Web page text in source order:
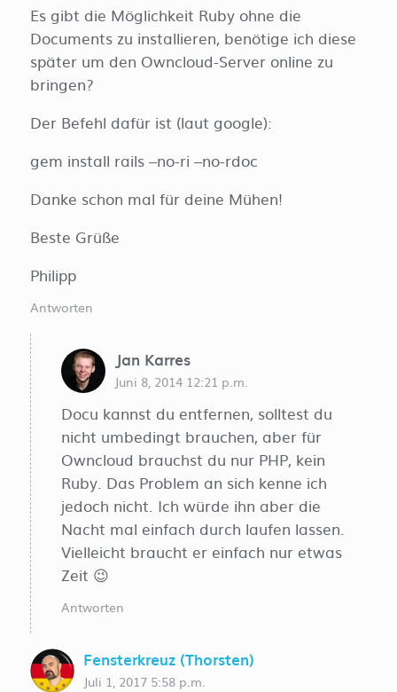
Es gibt die Möglichkeit Ruby ohne die
Documents zu installieren, benötige ich diese
später um den Owncloud-Server online zu
bringen?
Der Befehl dafür ist (laut google):
gem install rails –no-ri –no-rdoc
Danke schon mal für deine Mühen!
Beste Grüße
Philipp
Antworten
Jan Karres
Juni 8, 2014 12:21 p.m.
Docu kannst du entfernen, solltest du
nicht umbedingt brauchen, aber für
Owncloud brauchst du nur PHP, kein
Ruby. Das Problem an sich kenne ich
jedoch nicht. Ich würde ihn aber die
Nacht mal einfach durch laufen lassen.
Vielleicht braucht er einfach nur etwas
Zeit 😉
Antworten
Fensterkreuz (Thorsten)
Juli 1, 2017 5:58 p.m.